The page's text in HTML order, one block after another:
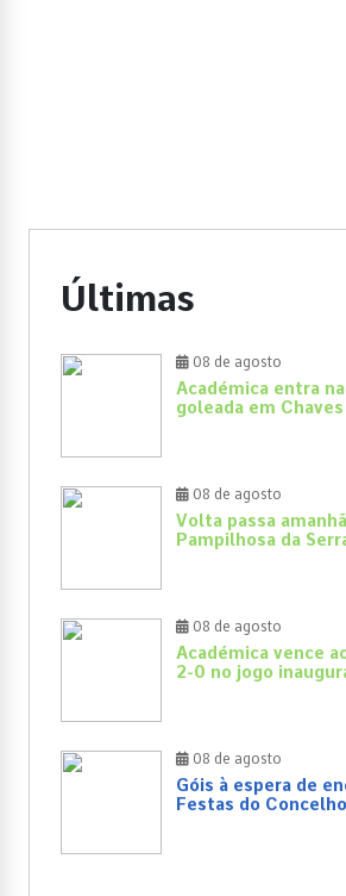
Últimas
08 de agosto
Académica entra
goleada em Chaves
08 de agosto
Volta passa
Pampilhosa da
08 de agosto
Académica vence
2-0 no jogo
08 de agosto
Góis à espera de
Festas do Concelho